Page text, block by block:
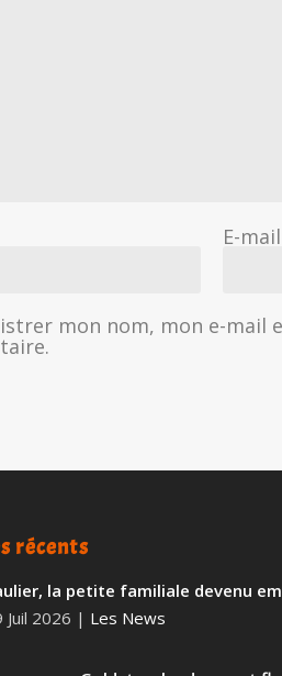
E-mail
mon nom, mon e-mail
récents
la petite familiale devenu
Juil 2026 | Les News